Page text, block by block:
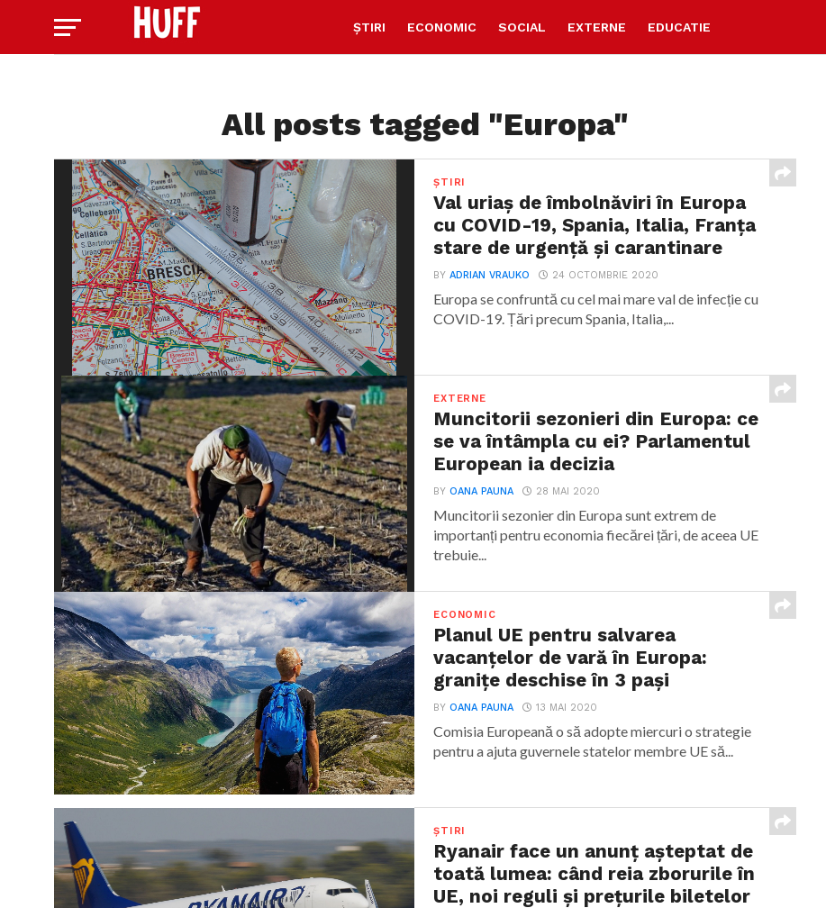
ȘTIRI ECONOMIC SOCIAL EXTERNE EDUCATIE
All posts tagged "Europa"
ȘTIRI
Val uriaș de îmbolnăviri în Europa
cu COVID-19, Spania, Italia, Franța
stare de urgență și carantinare
BYADRIAN VRAUKO 24 OCTOMBRIE 2020
Europa se confruntă cu cel mai mare val de infecție cu
COVID-19. Țări precum Spania, Italia,...
EXTERNE
Muncitorii sezonieri din Europa: ce
se va întâmpla cu ei? Parlamentul
European ia decizia
BYOANA PAUNA 28 MAI 2020
Muncitorii sezonier din Europa sunt extrem de
importanți pentru economia fiecărei țări, de aceea UE
trebuie...
ECONOMIC
Planul UE pentru salvarea
vacanțelor de vară în Europa:
granițe deschise în 3 pași
BYOANA PAUNA 13 MAI 2020
Comisia Europeană o să adopte miercuri o strategie
pentru a ajuta guvernele statelor membre UE să...
ȘTIRI
Ryanair face un anunț așteptat de
toată lumea: când reia zborurile în
UE, noi reguli și prețurile biletelor